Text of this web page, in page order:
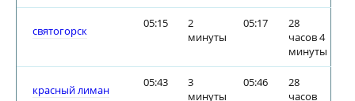
святогорск
05:15
2
минуты
05:17
28
часов 4
минуты
красный лиман
05:43
3
минуты
05:46
28
часов